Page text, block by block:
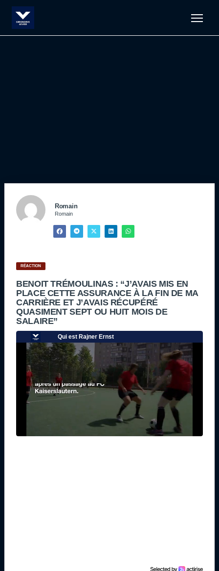
Romain
Romain
RÉACTION
BENOIT TRÉMOULINAS : “J’AVAIS MIS EN
PLACE CETTE ASSURANCE À LA FIN DE MA
CARRIÈRE ET J’AVAIS RÉCUPÉRÉ
QUASIMENT SEPT OU HUIT MOIS DE
SALAIRE”